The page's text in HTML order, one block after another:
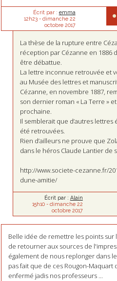
Écrit par : emma
12h23- dimanche 22
octobre 2017
La thèse de la rupture entre
réception par Cézanne en 1886
être débattue.
La lettre inconnue retrouvée et
au Musée des lettres et
Cézanne, en novembre 1887,
son dernier roman « La Terre »
prochaine.
Il semblerait que d’autres lettres
été retrouvées.
Rien d’ailleurs ne prouve que
dans le héros Claude Lantier de
http://www.societe-cezanne.fr/
dune-amitie/
Écrit par : Alain
15h10- dimanche 22
octobre 2017
Belle idée de remettre les points sur
de retourner aux sources de
également de nous replonger dans
pas fait que de ces Rougon-
enfermé jadis nos professeurs ...